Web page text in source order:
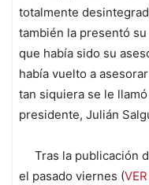
totalmente
también la presentó
que había sido su
había vuelto a
tan siquiera se le
presidente, Julián
Tras la publicación
el pasado viernes (